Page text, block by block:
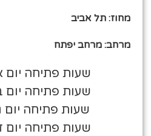
מחוז: תל אביב
מרחב: מרחב יפתח
שעות פתיחה יום א': 24
שעות פתיחה יום ב': 24
שעות פתיחה יום ג': 24
שעות פתיחה יום ד': 24